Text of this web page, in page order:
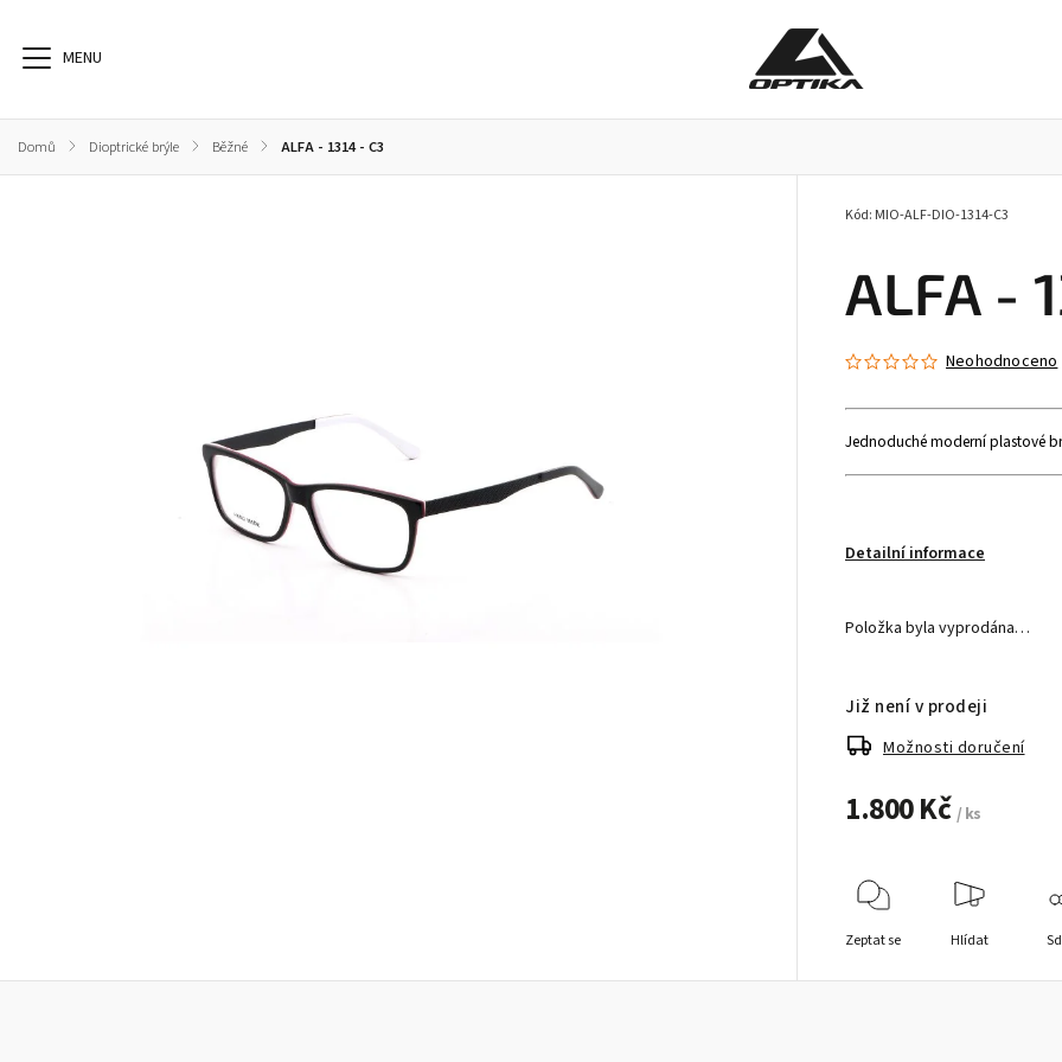
Domů / Dioptrické brýle / Běžné / ALFA - 1314 - C3
ALFA -
Kód: MIO-ALF-DIO-1314-C3
Neohodnoceno
Jednoduché moderní plastové
Detailní informace
Položka byla vyprodána…
1.800 Kč / ks
Již není v prodeji
Možnosti doručení
Zeptat se Hlídat